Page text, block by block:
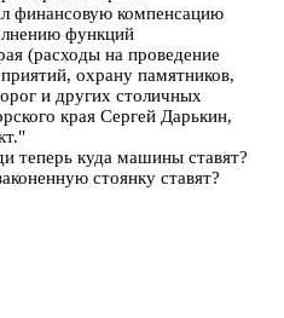
финансовую компенсацию
функций
(расходы на проведение
охрану памятников,
и других столичных
края Сергей Дарькин,
теперь куда машины ставят?
стоянку ставят?